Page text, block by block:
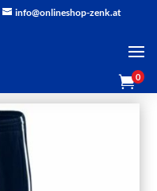
info@onlineshop-zenk.at
0